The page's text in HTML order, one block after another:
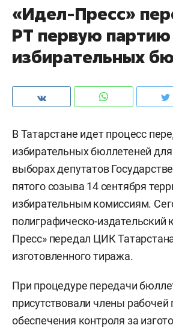
«Идел-Пресс»
РТ первую партию
избирательных
В Татарстане идет процесс
избирательных бюллетеней
выборах депутатов
пятого созыва 14 сентября
избирательным комиссиям.
полиграфическо-издательский
Пресс» передал ЦИК
изготовленного тиража.
При процедуре передачи
присутствовали члены рабочей
обеспечения контроля за